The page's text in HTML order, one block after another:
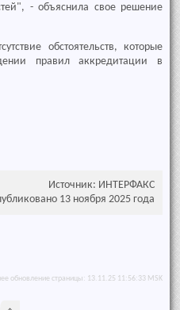
- объяснила свое решение
обстоятельств, которые
правил аккредитации в
Источник: ИНТЕРФАКС
13 ноября 2025 года
обновление страницы: 13.11.25 11:56:33 MSK